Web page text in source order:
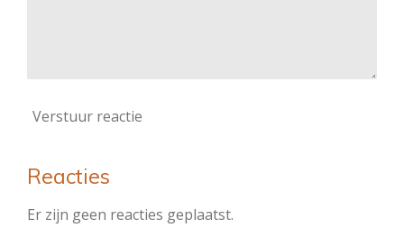
Verstuur reactie
Reacties
Er zijn geen reacties geplaatst.